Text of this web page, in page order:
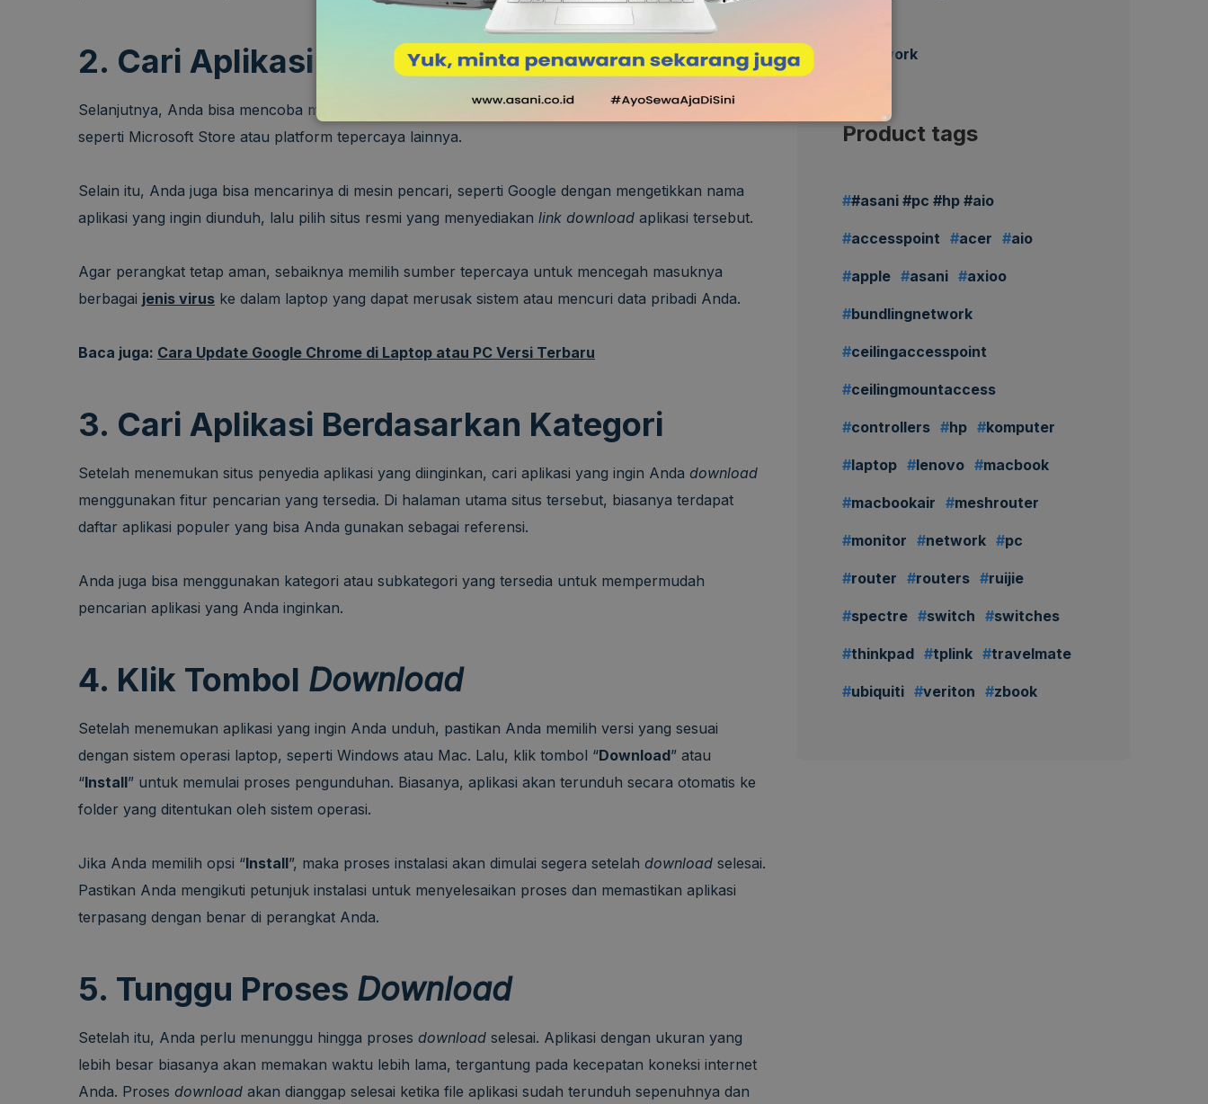
2. Cari Aplikasi di Situs Penyedia Aplikasi
Selanjutnya, Anda bisa mencoba mencari aplikasi yang ingin diunduh di situs resmi penyedia aplikasi,
seperti Microsoft Store atau platform tepercaya lainnya.
Selain itu, Anda juga bisa mencarinya di mesin pencari, seperti Google dengan mengetikkan nama
aplikasi yang ingin diunduh, lalu pilih situs resmi yang menyediakan link download aplikasi tersebut.
Agar perangkat tetap aman, sebaiknya memilih sumber tepercaya untuk mencegah masuknya
berbagai jenis virus ke dalam laptop yang dapat merusak sistem atau mencuri data pribadi Anda.
Baca juga: Cara Update Google Chrome di Laptop atau PC Versi Terbaru
3. Cari Aplikasi Berdasarkan Kategori
Setelah menemukan situs penyedia aplikasi yang diinginkan, cari aplikasi yang ingin Anda download
menggunakan fitur pencarian yang tersedia. Di halaman utama situs tersebut, biasanya terdapat
daftar aplikasi populer yang bisa Anda gunakan sebagai referensi.
Anda juga bisa menggunakan kategori atau subkategori yang tersedia untuk mempermudah
pencarian aplikasi yang Anda inginkan.
4. Klik Tombol Download
Setelah menemukan aplikasi yang ingin Anda unduh, pastikan Anda memilih versi yang sesuai
dengan sistem operasi laptop, seperti Windows atau Mac. Lalu, klik tombol “Download” atau
“Install” untuk memulai proses pengunduhan. Biasanya, aplikasi akan terunduh secara otomatis ke
folder yang ditentukan oleh sistem operasi.
Jika Anda memilih opsi “Install”, maka proses instalasi akan dimulai segera setelah download selesai.
Pastikan Anda mengikuti petunjuk instalasi untuk menyelesaikan proses dan memastikan aplikasi
terpasang dengan benar di perangkat Anda.
5. Tunggu Proses Download
Setelah itu, Anda perlu menunggu hingga proses download selesai. Aplikasi dengan ukuran yang
lebih besar biasanya akan memakan waktu lebih lama, tergantung pada kecepatan koneksi internet
Anda. Proses download akan dianggap selesai ketika file aplikasi sudah terunduh sepenuhnya dan
Network
Product tags
#asani #pc #hp #aio
accesspoint acer aio
apple asani axioo
bundlingnetwork
ceilingaccesspoint
ceilingmountaccess
controllers hp komputer
laptop lenovo macbook
macbookair meshrouter
monitor network pc
router routers ruijie
spectre switch switches
thinkpad tplink travelmate
ubiquiti veriton zbook